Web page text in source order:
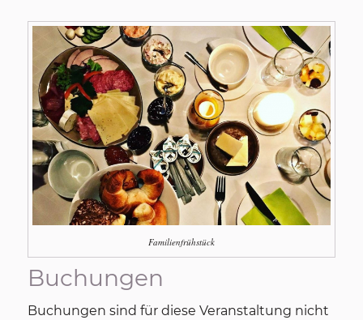
Familienfrühstück
Buchungen
Buchungen sind für diese Veranstaltung nicht